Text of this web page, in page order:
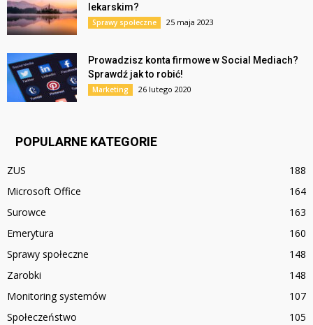
lekarskim?
Sprawy społeczne 25 maja 2023
Prowadzisz konta firmowe w Social Mediach?
Sprawdź jak to robić!
Marketing 26 lutego 2020
POPULARNE KATEGORIE
ZUS
188
Microsoft Office
164
Surowce
163
Emerytura
160
Sprawy społeczne
148
Zarobki
148
Monitoring systemów
107
Społeczeństwo
105